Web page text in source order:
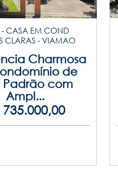
CASA EM COND
CLARAS - VIAMAO
Charmosa
de
Padrão com
Ampl...
735.000,00